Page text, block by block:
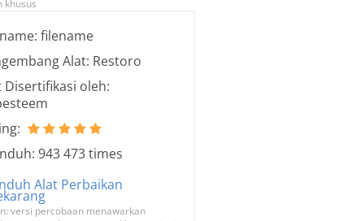
khusus
filename
Alat: Restoro
Disertifikasi oleh:
943 473 times
Alat Perbaikan
versi percobaan menawarkan